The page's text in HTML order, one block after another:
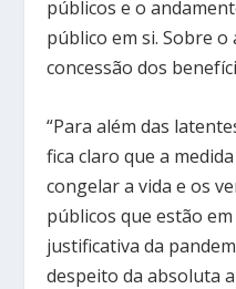
públicos e o
público em si. Sobre
concessão dos
“Para além das
fica claro que a
congelar a vida e os
públicos que estão
justificativa da
despeito da absoluta